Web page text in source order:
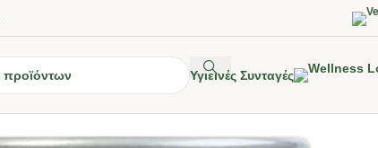
Υγιεινές Συνταγές